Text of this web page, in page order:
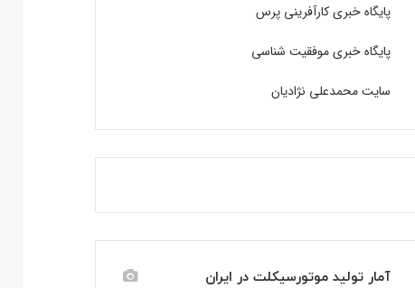
پایگاه خبری کارآفرینی پرس
پایگاه خبری موفقیت شناسی
سایت محمدعلی نژادیان
آمار تولید موتورسیکلت در ایران